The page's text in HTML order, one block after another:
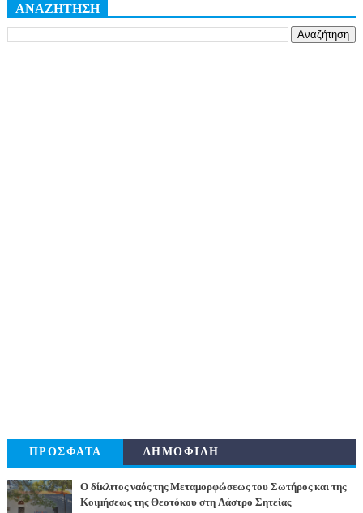
ΑΝΑΖΗΤΗΣΗ
ΠΡΟΣΦΑΤΑ ΔΗΜΟΦΙΛΗ
Ο δίκλιτος ναός της Μεταμορφώσεως του Σωτήρος και της
Κοιμήσεως της Θεοτόκου στη Λάστρο Σητείας